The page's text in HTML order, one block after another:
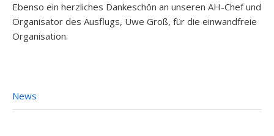
Ebenso ein herzliches Dankeschön an unseren AH-Chef und
Organisator des Ausflugs, Uwe Groß, für die einwandfreie
Organisation.
News